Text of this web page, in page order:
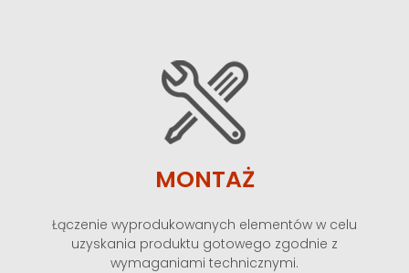
MONTAŻ
Łączenie wyprodukowanych elementów w celu
uzyskania produktu gotowego zgodnie z
wymaganiami technicznymi.